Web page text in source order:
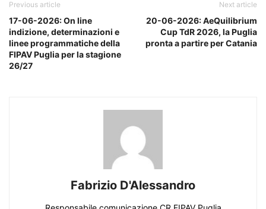
Previous article
17-06-2026: On line
indizione, determinazioni e
linee programmatiche della
FIPAV Puglia per la stagione
26/27
Next article
20-06-2026: AeQuilibrium
Cup TdR 2026, la Puglia
pronta a partire per Catania
Fabrizio D'Alessandro